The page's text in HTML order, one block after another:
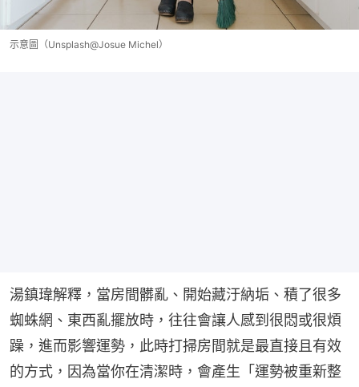
示意圖（Unsplash@Josue Michel）
湯鎮瑋解釋，當房間髒亂、開始藏汙納垢、積了很多
蜘蛛網、東西亂擺放時，往往會讓人感到很悶或很煩
躁，進而影響運勢，此時打掃房間就是最直接且有效
的方式，因為當你在清潔時，會產生「運勢被重新整